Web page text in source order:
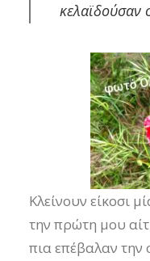
κελαϊδούσαν
Κλείνουν είκοσι
την πρώτη μου
πια επέβαλαν